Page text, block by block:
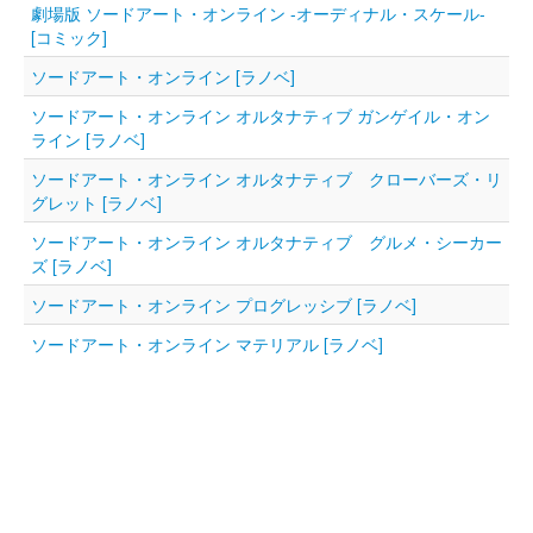
劇場版 ソードアート・オンライン -オーディナル・スケール-
[コミック]
ソードアート・オンライン [ラノベ]
ソードアート・オンライン オルタナティブ ガンゲイル・オン
ライン [ラノベ]
ソードアート・オンライン オルタナティブ クローバーズ・リ
グレット [ラノベ]
ソードアート・オンライン オルタナティブ グルメ・シーカー
ズ [ラノベ]
ソードアート・オンライン プログレッシブ [ラノベ]
ソードアート・オンライン マテリアル [ラノベ]